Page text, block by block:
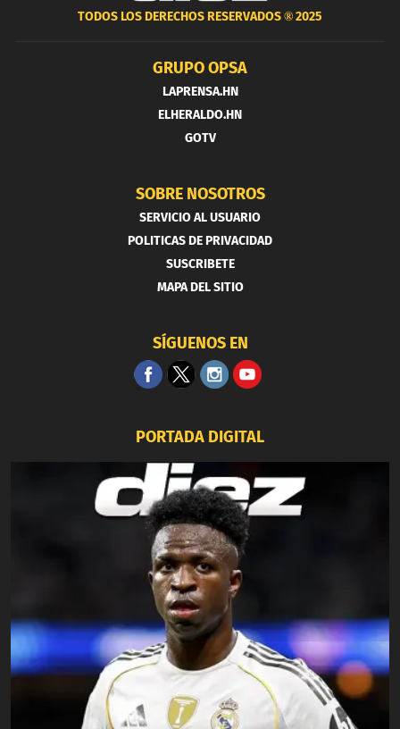
TODOS LOS DERECHOS RESERVADOS ®2025
GRUPO OPSA
LAPRENSA.HN
ELHERALDO.HN
GOTV
SOBRE NOSOTROS
SERVICIO AL USUARIO
POLITICAS DE PRIVACIDAD
SUSCRIBETE
MAPA DEL SITIO
SÍGUENOS EN
PORTADA DIGITAL